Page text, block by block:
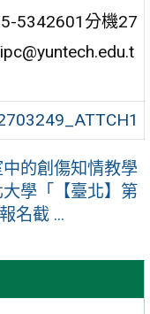
5342601分機27
的創傷知情教學
大學「【臺北】第
名截 ...